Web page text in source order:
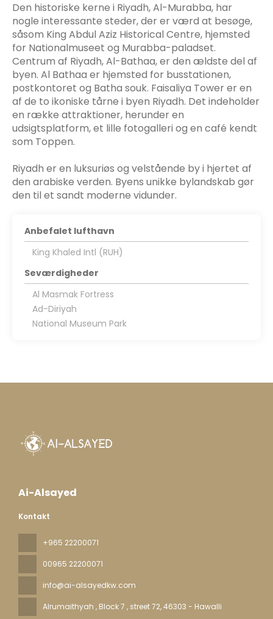
Den historiske kerne i Riyadh, Al-Murabba, har
nogle interessante steder, der er værd at besøge,
såsom King Abdul Aziz Historical Centre, hjemsted
for Nationalmuseet og Murabba-paladset.
Centrum af Riyadh, Al-Bathaa, er den ældste del af
byen. Al Bathaa er hjemsted for busstationen,
postkontoret og Batha souk. Faisaliya Tower er en
af de to ikoniske tårne i byen Riyadh. Det indeholder
en række attraktioner, herunder en
udsigtsplatform, et lille fotogalleri og en café kendt
som Toppen.
Riyadh er en luksuriøs og velstående by i hjertet af
den arabiske verden. Byens unikke bylandskab gør
den til et sandt moderne vidunder.
Anbefalet lufthavn
King Khaled Intl (RUH)
Seværdigheder
Al Masmak Fortress
Ad-Diriyah
National Museum Park
Ai-Alsayed
Kontakt
+965 22200071
00965 22200071
info@ai-alsayedkw.com
Alrumaithyah , Block 7 , street 72, 46303 - Hawalli